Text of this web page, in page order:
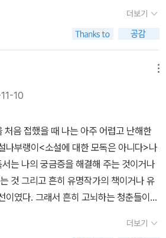
탓도 큽니다.” “네?” 기벤라트 씨가 화들짝
두장이를 빤히 바라보았다. “원, 세상에.
요? 왜 그렇다는 거죠?” “긴말은 해서 뭐
나 당신이나 나나 저 아이에게 많은 부분
지 않소?” -258쪽 헤르만 헤세가
한 메시지 『수레바퀴 아래서』는 헤세의
서 보여준 철학적 아포리즘과는 달리 작가
진솔한 일기 같은 작품이다. 마치 대
다보듯 뼈아프게 생생한 이 작품은 무려 1
물아홉 살 되던 해에 발표한 작품이다. 우
나아진 것이 없다. 어린 시절의 즐거움
을 누려보기도 전에 아이들은 공부와 입시
어 보았던 책이다. 다시 데미안도 읽어 보
이제와 돌이켜 보면 우리는 늘 질풍노도
닌지....
까지 생깁니다. 시험을 망쳤다고 생각했는
라는 우수한 성적으로 신학교에 입학하게
러와 어울려 다니면서 자꾸 공부와 멀어
만두게 됩니다. 공부만이 자신이 할 일이
를 그만두고 고향에 온 후 자신의 일을 찾
. 100년 전 이야기지만 지금 청소년들의
읽어도 전혀 어색하지 않은 소설입니다.
는가 봅니다.
께 모여 성장해나가는 한스에게 두통은 점
하러 가고 싶다'는 말을 꺼내기 왜 그리
대해 이야기를 할 때, 곧잘 '가치'를 내포
해 이야기 할 때 우리는 왕왕 직업이나 연
는 데 익숙해져 있는 우리사회를 생각해
적 사고와 경쟁구도에 익숙해진 나머지 시
후에 발생하게 될 수익과 투자해야할 시간
고 시나리오를 작성하며최종적으로 '잘난
일쑤이다.오로지 <내가 좋아한다>라는 이
에 대한 염려'를 병행하느라 힘들고그 사
단으로 꼽히기 쉽상이다.최근 한국사회의
복에 대한 탐구>가 아닐까 싶다.명사들은
을 쓴다.힐링을 위한 여행, 여가, 각종 방법
더보기
10
처음 접했을 때 나는 아주 어렵고 난해한
나부랭이<소설에 대한 모독은 아니다>나
는 나의 궁금증을 해결해 주는 것이거나
것 그리고 흔히 유명작가의 책이거나 유
이였다. 그래서 흔히 고뇌하는 청춘들이
있었을 것이다. 헤르만 헤세하면 데미안
더보기